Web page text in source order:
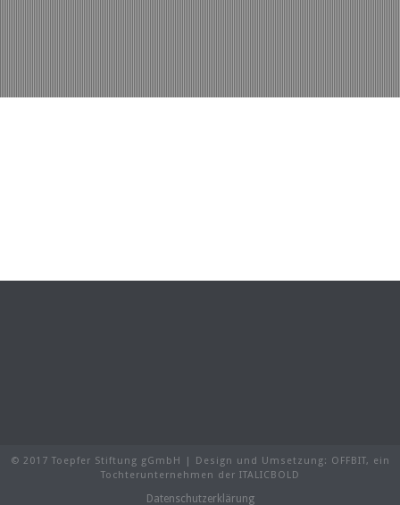
© 2017 Toepfer Stiftung gGmbH | Design und Umsetzung: OFFBIT, ein
Tochterunternehmen der ITALICBOLD
Datenschutzerklärung